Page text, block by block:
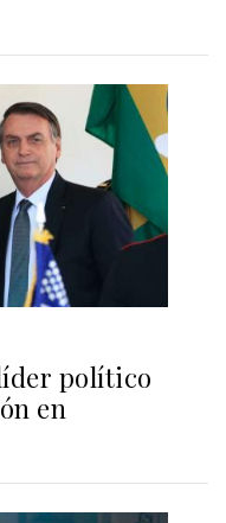
político
en